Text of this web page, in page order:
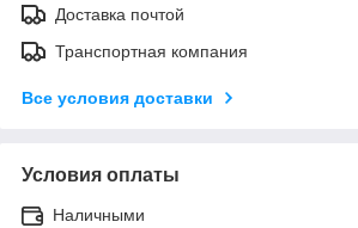
Доставка почтой
Транспортная компания
Все условия доставки
Условия оплаты
Наличными